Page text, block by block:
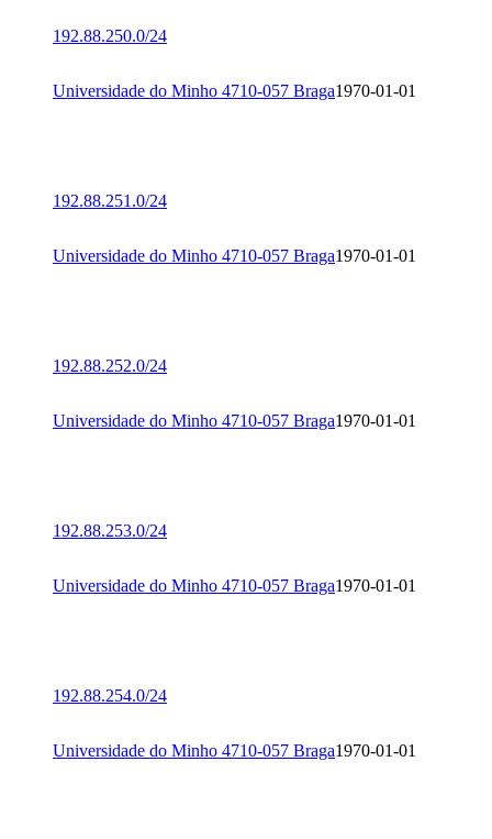
192.88.250.0/24
Universidade do Minho 4710-057 Braga1970-01-01
192.88.251.0/24
Universidade do Minho 4710-057 Braga1970-01-01
192.88.252.0/24
Universidade do Minho 4710-057 Braga1970-01-01
192.88.253.0/24
Universidade do Minho 4710-057 Braga1970-01-01
192.88.254.0/24
Universidade do Minho 4710-057 Braga1970-01-01